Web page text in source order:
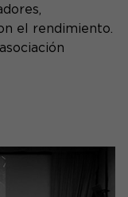
el rendimiento.